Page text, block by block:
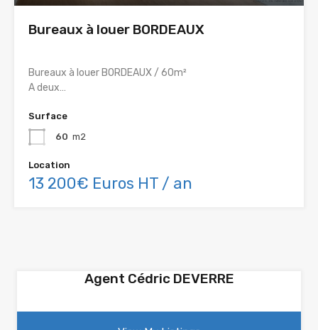
Bureaux à louer BORDEAUX
Bureaux à louer BORDEAUX / 60m²
A deux…
Surface
60 m2
Location
13 200€ Euros HT / an
Agent Cédric DEVERRE